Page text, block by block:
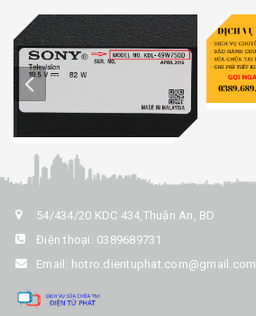
54/434/20 KDC 434,Thuận An, BD
Điện thoại: 0389689731
Email: hotro.dientuphat.com@gmail.com